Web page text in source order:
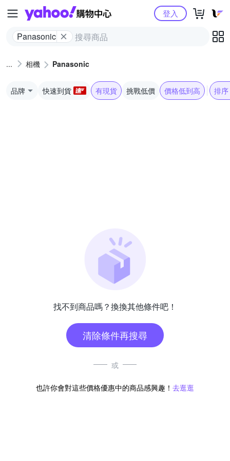
Yahoo購物中心
Panasonic
登入
相機 Panasonic
品牌 快速到貨 有現貨 挑戰低價 價格低到高 排序
找不到商品嗎？換換其他條件吧！
清除條件再搜尋
或
也許你會對這些價格優惠中的商品感興趣！ 去逛逛